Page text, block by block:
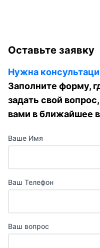
Оставьте заявку
Нужна
Заполните форму,
задать свой
вами в ближайшее
Ваше Имя
Ваш Телефон
Ваш вопрос